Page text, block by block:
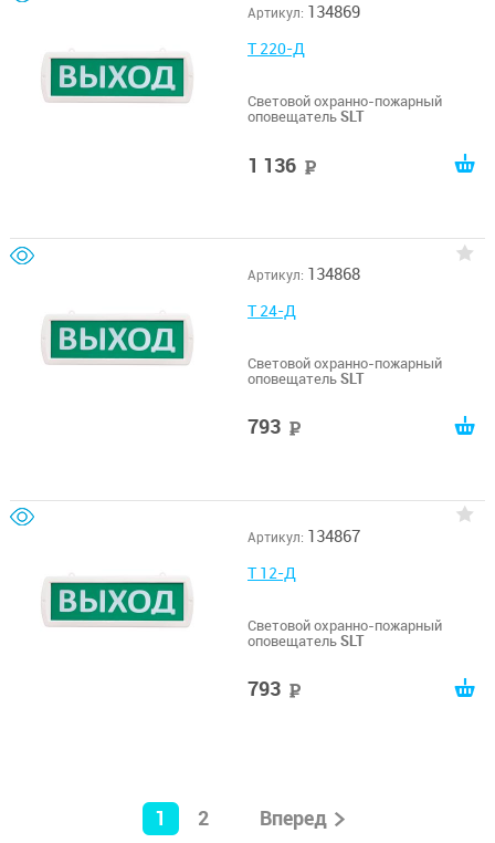
Артикул: 134869
Т 220-Д
Световой охранно-пожарный
оповещательSLT
1 136
Артикул: 134868
Т 24-Д
Световой охранно-пожарный
оповещательSLT
793
Артикул: 134867
Т 12-Д
Световой охранно-пожарный
оповещательSLT
793
1 2 Вперед